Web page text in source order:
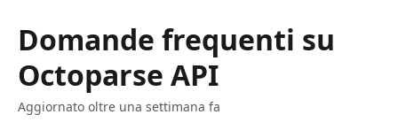
Domande frequenti su
Octoparse API
Aggiornato oltre una settimana fa